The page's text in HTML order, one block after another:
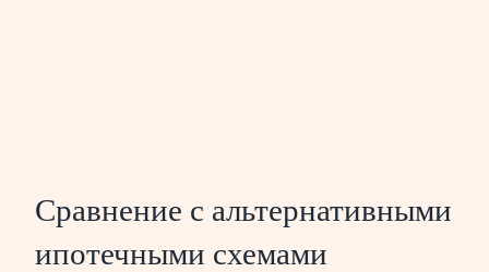
Сравнение с альтернативными
ипотечными схемами